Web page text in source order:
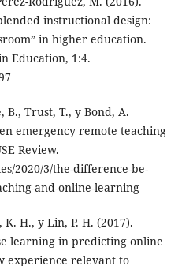
instructional design:
in higher education.
Education, 1:4.
B., Trust, T., y Bond, A.
emergency remote teaching
Review.
2020/3/the-difference-be-
and-online-learning
K. H., y Lin, P. H. (2017).
learning in predicting online
experience relevant to